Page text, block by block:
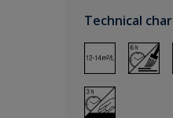
Technical